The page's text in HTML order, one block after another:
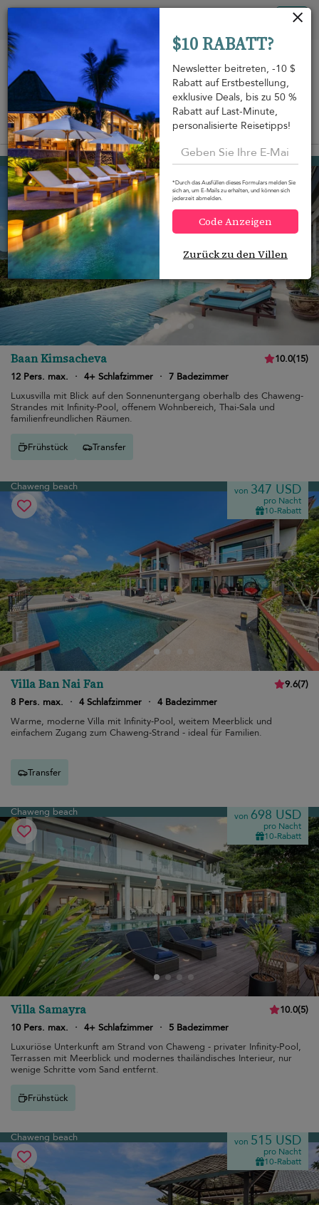
Auf der Karte anzeigen
Chaweng beach von403 USD
15-Rabatt
Baan Kimsacheva 10.0(15)
12 Pers. max.
· 4+ Schlafzimmer · 7 Badezimmer
Luxusvilla mit Blick auf den Sonnenuntergang oberhalb des Chaweng-
Strandes mit Infinity-Pool, offenem Wohnbereich, Thai-Sala und
familienfreundlichen Räumen.
Frühstück Transfer
Chaweng beach von 347 USD
pro Nacht
10-Rabatt
Villa Ban Nai Fan 9.6(7)
8 Pers. max.
· 4 Schlafzimmer · 4 Badezimmer
Warme, moderne Villa mit Infinity-Pool, weitem Meerblick und
einfachem Zugang zum Chaweng-Strand - ideal für Familien.
Transfer
Chaweng beach von 698 USD
pro Nacht
10-Rabatt
Villa Samayra 10.0(5)
10 Pers. max.
· 4+ Schlafzimmer ·
5 Badezimmer
Luxuriöse Unterkunft am Strand von Chaweng - privater Infinity-Pool,
Terrassen mit Meerblick und modernes thailändisches Interieur, nur
wenige Schritte vom Sand entfernt.
Frühstück
Chaweng beach von 515 USD
pro Nacht
10-Rabatt
$10 RABATT?
Newsletter beitreten, -10 $
Rabatt auf Erstbestellung,
exklusive Deals, bis zu 50 %
Rabatt auf Last-Minute,
personalisierte Reisetipps!
*Durch das Ausfüllen dieses Formulars melden Sie
sich an, um E-Mails zu erhalten, und können sich
jederzeit abmelden.
Code Anzeigen
Zurück zu den Villen
Cookie-Einstellungen